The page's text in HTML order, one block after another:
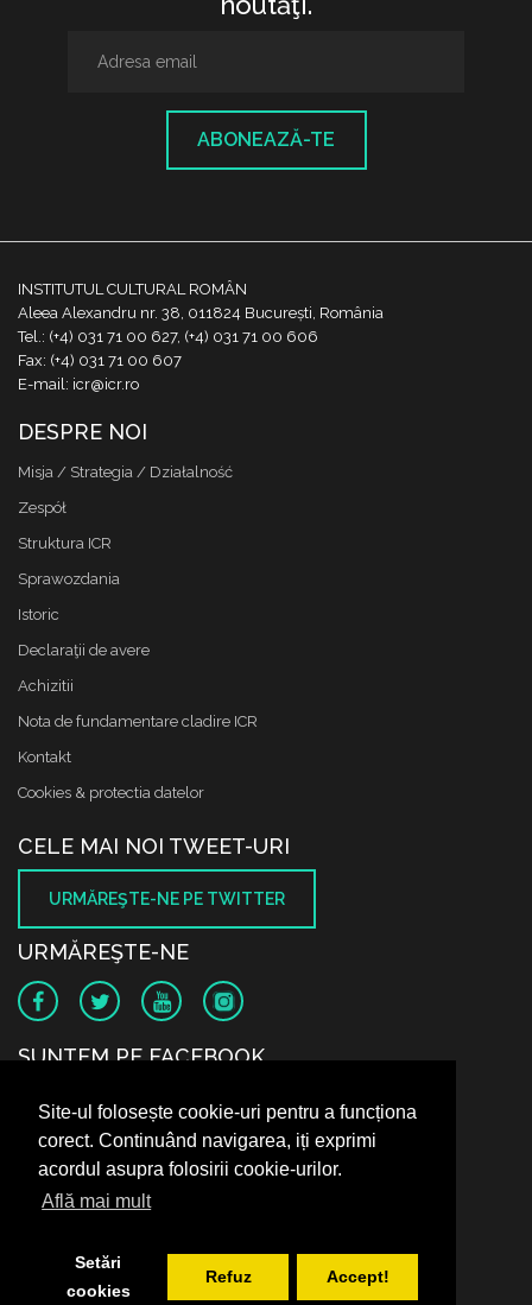
Site-ul folosește cookie-uri pentru a funcționa
corect. Continuând navigarea, iți exprimi
acordul asupra folosirii cookie-urilor.
Află mai mult
Setări
cookies
Refuz Accept!
ABONEAZĂ-TE
INSTITUTUL CULTURAL ROMÂN
Aleea Alexandru nr. 38, 011824 București, România
Tel.: (+4) 031 71 00 627, (+4) 031 71 00 606
Fax: (+4) 031 71 00 607
E-mail: icr@icr.ro
DESPRE NOI
Misja / Strategia / Działalność
Zespół
Struktura ICR
Sprawozdania
Istoric
Declaraţii de avere
Achizitii
Nota de fundamentare cladire ICR
Kontakt
Cookies & protectia datelor
CELE MAI NOI TWEET-URI
URMĂREŞTE-NE PE TWITTER
URMĂREŞTE-NE
SUNTEM PE FACEBOOK